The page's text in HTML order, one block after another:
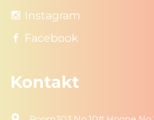
Instagram
Facebook
Kontakt